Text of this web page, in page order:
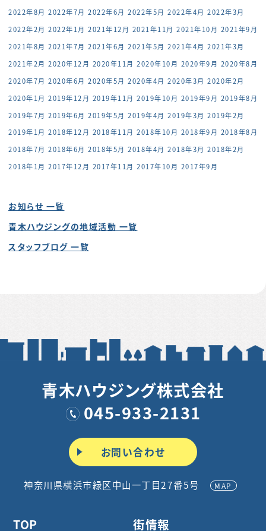
2022年8月 2022年7月 2022年6月 2022年5月 2022年4月 2022年3月
2022年2月 2022年1月 2021年12月 2021年11月 2021年10月 2021年9月
2021年8月 2021年7月 2021年6月 2021年5月 2021年4月 2021年3月
2021年2月 2020年12月 2020年11月 2020年10月 2020年9月 2020年8月
2020年7月 2020年6月 2020年5月 2020年4月 2020年3月 2020年2月
2020年1月 2019年12月 2019年11月 2019年10月 2019年9月 2019年8月
2019年7月 2019年6月 2019年5月 2019年4月 2019年3月 2019年2月
2019年1月 2018年12月 2018年11月 2018年10月 2018年9月 2018年8月
2018年7月 2018年6月 2018年5月 2018年4月 2018年3月 2018年2月
2018年1月 2017年12月 2017年11月 2017年10月 2017年9月
お知らせ 一覧
青木ハウジングの地域活動 一覧
スタッフブログ 一覧
青木ハウジング株式会社
045-933-2131
お問い合わせ
神奈川県横浜市緑区中山一丁目27番5号 MAP
TOP 街情報